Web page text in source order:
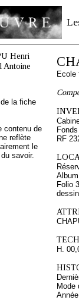
Henri
Antoine
la fiche
contenu de
reflète
le
savoir.
Ecole
RF
Folio
H.
Mode